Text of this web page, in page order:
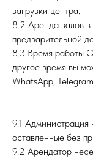
загрузки центра.
8.2 Аренда залов
предварительной
8.3 Время работы
другое время вы
WhatsApp,
9.1 Администрация
оставленные без
9.2 Арендатор